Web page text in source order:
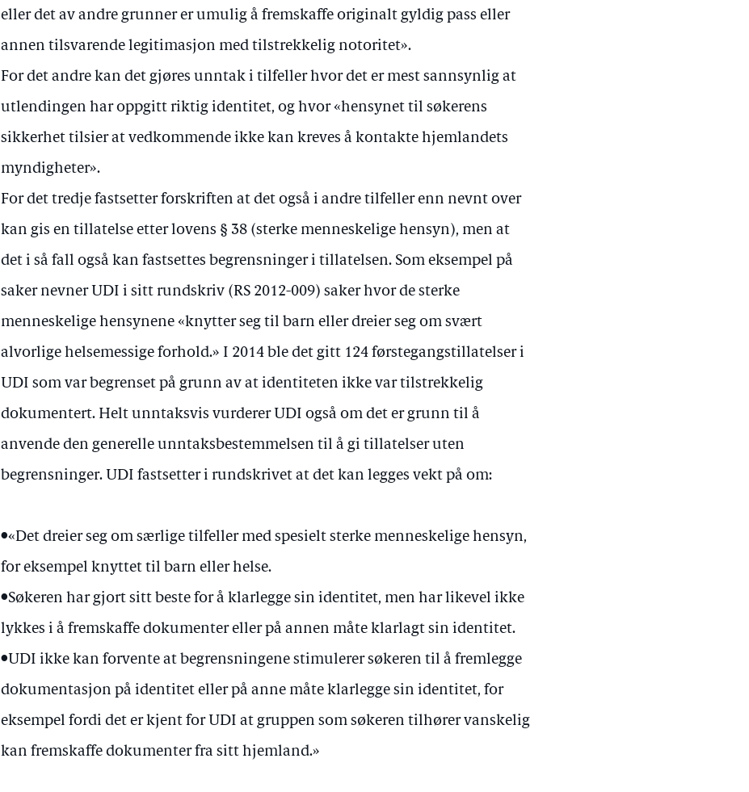
eller det av andre grunner er umulig å fremskaffe originalt gyldig pass eller
annen tilsvarende legitimasjon med tilstrekkelig notoritet».
For det andre kan det gjøres unntak i tilfeller hvor det er mest sannsynlig at
utlendingen har oppgitt riktig identitet, og hvor «hensynet til søkerens
sikkerhet tilsier at vedkommende ikke kan kreves å kontakte hjemlandets
myndigheter».
For det tredje fastsetter forskriften at det også i andre tilfeller enn nevnt over
kan gis en tillatelse etter lovens § 38 (sterke menneskelige hensyn), men at
det i så fall også kan fastsettes begrensninger i tillatelsen. Som eksempel på
saker nevner UDI i sitt rundskriv (RS 2012-009) saker hvor de sterke
menneskelige hensynene «knytter seg til barn eller dreier seg om svært
alvorlige helsemessige forhold.» I 2014 ble det gitt 124 førstegangstillatelser i
UDI som var begrenset på grunn av at identiteten ikke var tilstrekkelig
dokumentert. Helt unntaksvis vurderer UDI også om det er grunn til å
anvende den generelle unntaksbestemmelsen til å gi tillatelser uten
begrensninger. UDI fastsetter i rundskrivet at det kan legges vekt på om:
•«Det dreier seg om særlige tilfeller med spesielt sterke menneskelige hensyn,
for eksempel knyttet til barn eller helse.
•Søkeren har gjort sitt beste for å klarlegge sin identitet, men har likevel ikke
lykkes i å fremskaffe dokumenter eller på annen måte klarlagt sin identitet.
•UDI ikke kan forvente at begrensningene stimulerer søkeren til å fremlegge
dokumentasjon på identitet eller på anne måte klarlegge sin identitet, for
eksempel fordi det er kjent for UDI at gruppen som søkeren tilhører vanskelig
kan fremskaffe dokumenter fra sitt hjemland.»